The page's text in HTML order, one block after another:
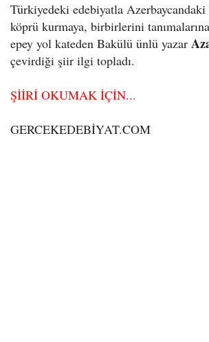
Türkiyedeki edebiyatla Azerbaycandaki
köprü kurmaya, birbirlerini
epey yol kateden Bakülü ünlü yazar
çevirdiği şiir ilgi topladı.
ŞİİRİ OKUMAK İÇİN...
GERCEKEDEBİYAT.COM